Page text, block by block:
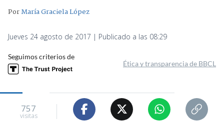
PorMaría Graciela López
Jueves 24 agosto de 2017 | Publicado a las 08:29
Seguimos criterios de
Ética y transparencia de BBCL
757
visitas